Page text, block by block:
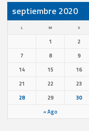
septiembre 2020
L M X
« Ago
1 2
7
8 9
14
15 16
21
22 23
28
29 30